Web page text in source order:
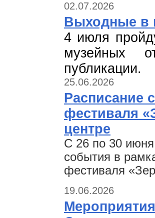
02.07.2026
Выходные в
4 июля
музейных
публикации.
25.06.2026
Расписание
фестиваля
центре
С 26 по 30
события в
фестиваля
19.06.2026